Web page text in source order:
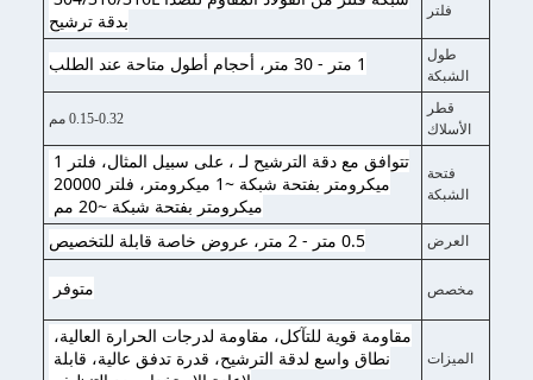
فلتر
بدقة ترشيح
طول
الشبكة
1 متر - 30 متر، أحجام أطول متاحة عند الطلب
قطر
الأسلاك
0.15-0.32 مم
فتحة
الشبكة
ميكرومتر بفتحة شبكة ~20 مم
العرض 0.5 متر - 2 متر، عروض خاصة قابلة للتخصيص
مخصص متوفر
الميزات